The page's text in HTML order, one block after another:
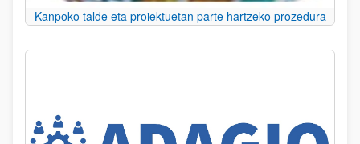
Kanpoko talde eta proiektuetan parte hartzeko prozedura